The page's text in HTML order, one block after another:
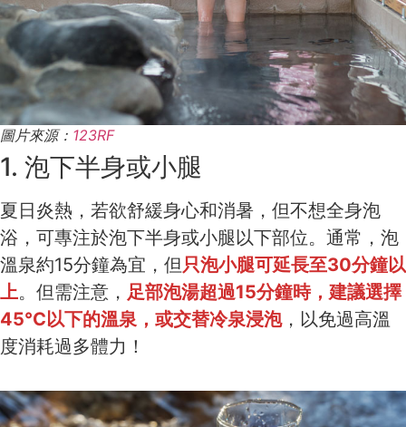
圖片來源： 123RF
1. 泡下半身或小腿
夏日炎熱，若欲舒緩身心和消暑，但不想全身泡
浴，可專注於泡下半身或小腿以下部位。通常，泡
溫泉約15分鐘為宜，但只泡小腿可延長至30分鐘以
上。但需注意， 足部泡湯超過15分鐘時，建議選擇
45°C以下的溫泉，或交替冷泉浸泡，以免過高溫
度消耗過多體力！